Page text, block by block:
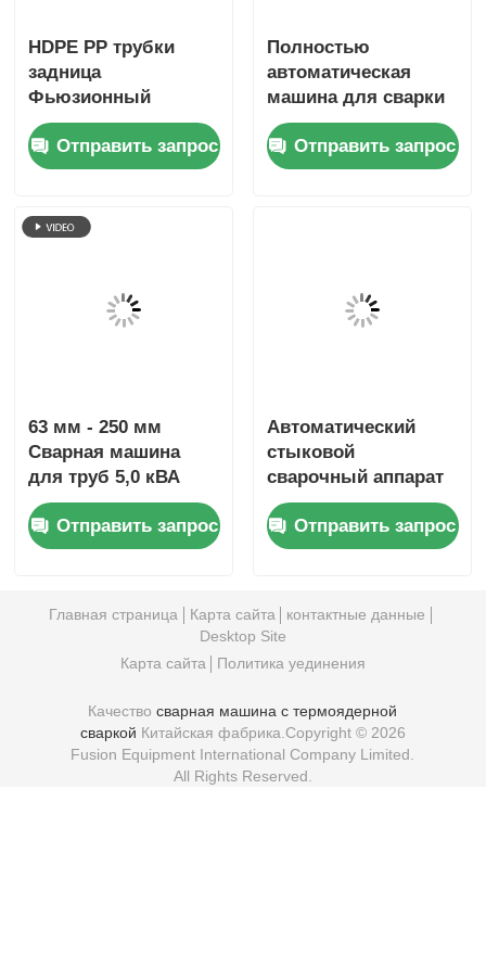
HDPE PP трубки
задница
Фьюзионный
сварщик
Автоматический 5,0
кВА 63 мм - 180 мм
Отправить запрос
Полностью
автоматическая
машина для сварки
труб 50 Гц HDPE PP
Отправить запрос
63 мм - 250 мм
Сварная машина
для труб 5,0 кВА
Автоматическая
сварка труб
Отправить запрос
Автоматический
стыковой
сварочный аппарат
для горячего
расплава 5,0 кВА
для сварки труб из
Отправить запрос
Главная страница Карта сайта
контактные данные
Desktop Site
Карта сайта
Политика уединения
Качествосварная машина с термоядерной
сваркой Китайская фабрика.Copyright © 2026
Fusion Equipment International Company Limited.
All Rights Reserved.